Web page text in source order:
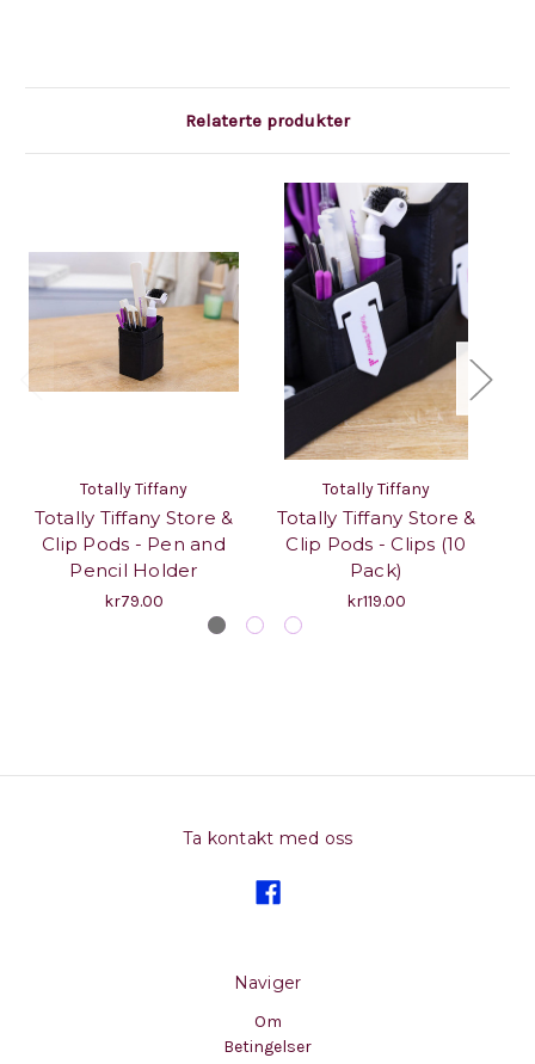
Relaterte produkter
Totally Tiffany
Totally Tiffany Store &
Clip Pods - Pen and
Pencil Holder
kr79.00
Totally Tiffany
Totally Tiffany Store &
Clip Pods - Clips (10
Pack)
kr119.00
Ta kontakt med oss
Naviger
Om
Betingelser